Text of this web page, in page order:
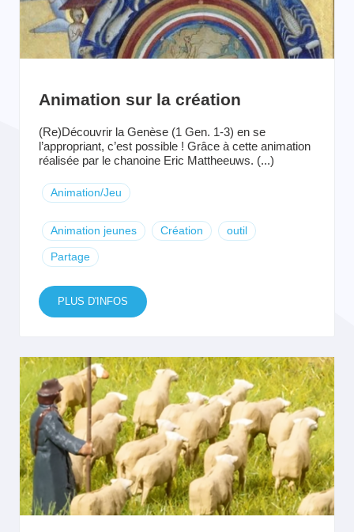
Animation sur la création
(Re)Découvrir la Genèse (1 Gen. 1-3) en se
l’appropriant, c’est possible ! Grâce à cette animation
réalisée par le chanoine Eric Mattheeuws. (...)
Animation/Jeu
Animation jeunes Création outil
Partage
PLUS D'INFOS